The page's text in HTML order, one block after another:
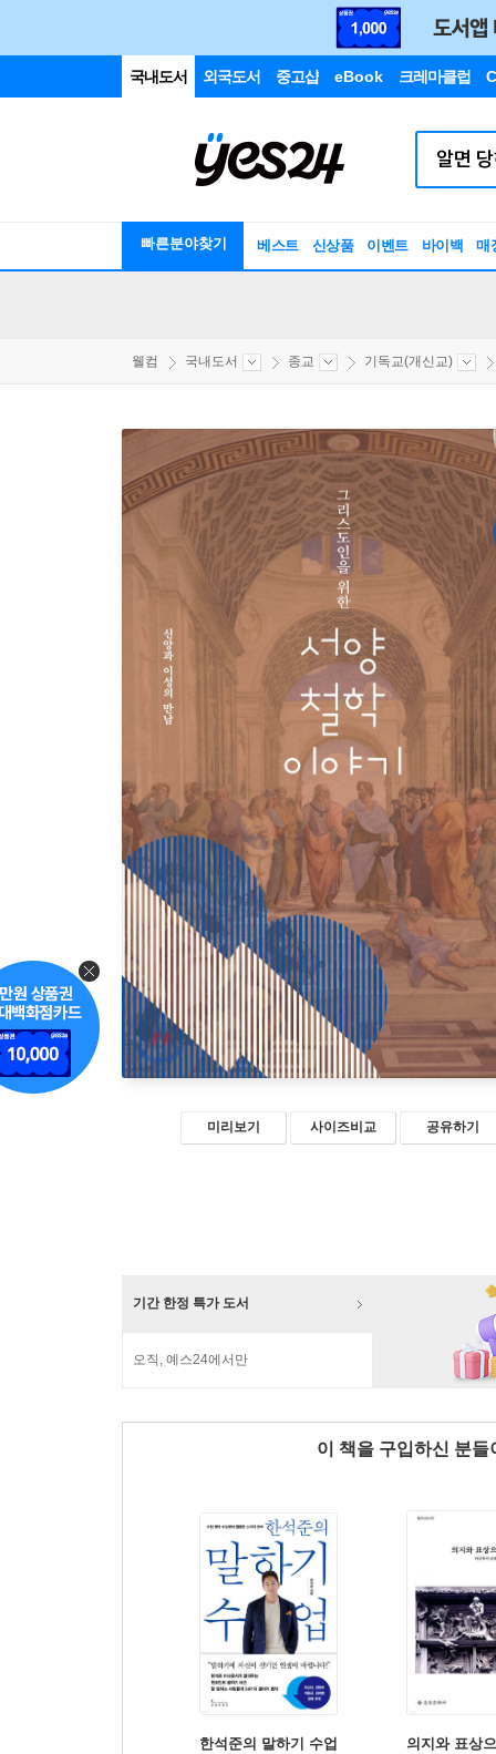
국내도서 외국도서 중고샵 eBook 크레마클럽
빠른분야찾기 베스트 신상품 이벤트 바이백 매
웰컴 국내도서 종교 기독교(개신교)
미리보기 사이즈비교 공유하기
기간 한정 특가 도서
오직, 예스24에서만
이 책을 구입하신 분
한석준의 말하기 수업 의지와 표상